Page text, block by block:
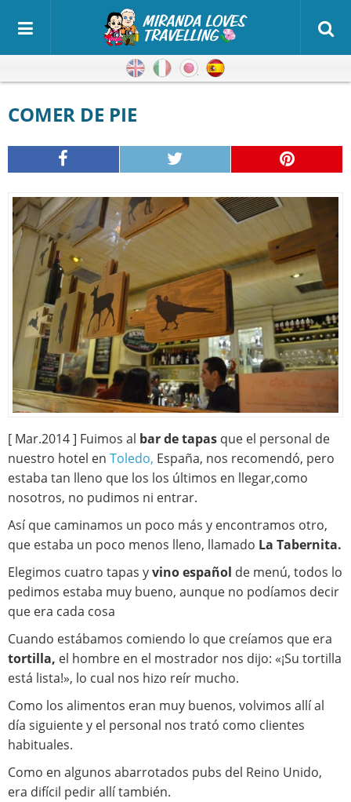
Inglés ItalianoJaponés
COMER DE PIE
[ Mar.2014 ] Fuimos al bar de tapas que el personal de
nuestro hotel en Toledo, España, nos recomendó, pero
estaba tan lleno que los los últimos en llegar,como
nosotros, no pudimos ni entrar.
Así que caminamos un poco más y encontramos otro,
que estaba un poco menos lleno, llamado La Tabernita.
Elegimos cuatro tapas yvino español de menú, todos lo
pedimos estaba muy bueno, aunque no podíamos decir
que era cada cosa
Cuando estábamos comiendo lo que creíamos que era
tortilla, el hombre en el mostrador nos dijo: «¡Su tortilla
está lista!», lo cual nos hizo reír mucho.
Como los alimentos eran muy buenos, volvimos allí al
día siguiente y el personal nos trató como clientes
habituales.
Como en algunos abarrotados pubs del Reino Unido,
era difícil pedir allí también.